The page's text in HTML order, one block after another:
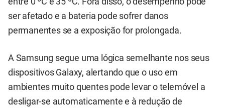
ser afetado e a bateria pode sofrer danos
permanentes se a exposição for prolongada.
A Samsung segue uma lógica semelhante nos seus
dispositivos Galaxy, alertando que o uso em
ambientes muito quentes pode levar o telemóvel a
desligar-se automaticamente e à redução de